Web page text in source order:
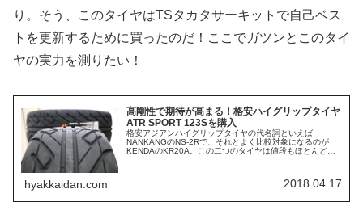
り。そう、このタイヤはTSタカタサーキットで自己ベス
トを更新するために買ったのだ！ここでガツンとこのタイ
ヤの実力を測りたい！
高剛性で期待が高まる！格安ハイグリップタイヤ
ATR SPORT 123Sを購入
格安アジアンハイグリップタイヤの代名詞といえば
NANKANGのNS-2Rで、それとよく比較対象になるのが
KENDAのKR20A。この二つのタイヤは値段もほとんど変
hyakkaidan.com 2018.04.17